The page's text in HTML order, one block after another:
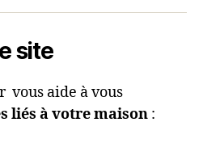
site
aide à vous
liés à votre maison :